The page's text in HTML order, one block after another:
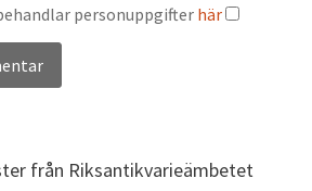
personuppgifter här
från Riksantikvarieämbetet